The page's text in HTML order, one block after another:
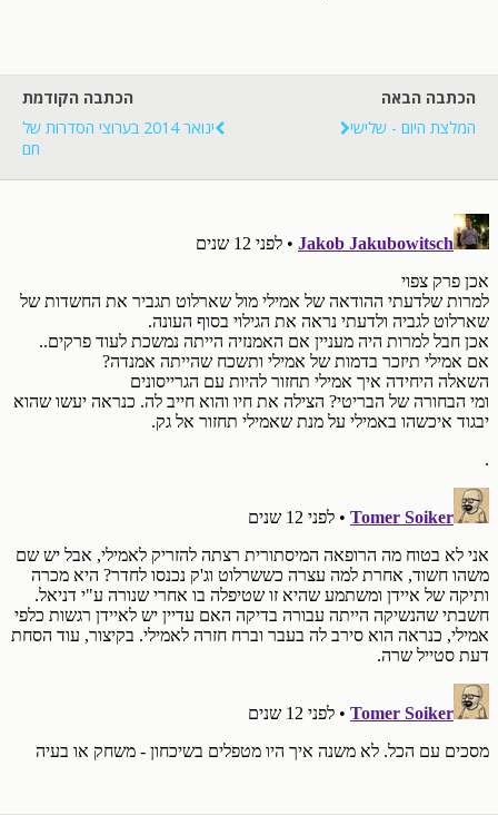
הכתבה הקודמת
ינואר 2014 בערוצי הסדרות של
חם
הכתבה הבאה
המלצת היום - שלישי